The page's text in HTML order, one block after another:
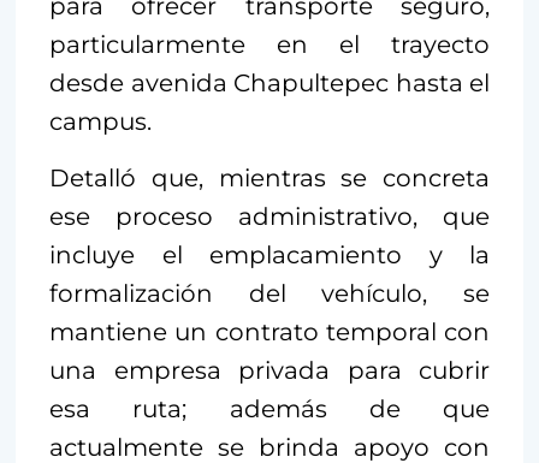
para ofrecer transporte seguro,
particularmente en el trayecto
desde avenida Chapultepec hasta el
campus.
Detalló que, mientras se concreta
ese proceso administrativo, que
incluye el emplacamiento y la
formalización del vehículo, se
mantiene un contrato temporal con
una empresa privada para cubrir
esa ruta; además de que
actualmente se brinda apoyo con